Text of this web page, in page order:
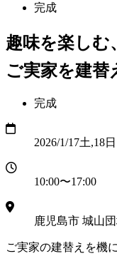
完成
趣味を楽し
ご実家を建替
完成
2026/1/17土,18
10:00〜17:00
鹿児島市 城山
ご実家の建替えを機